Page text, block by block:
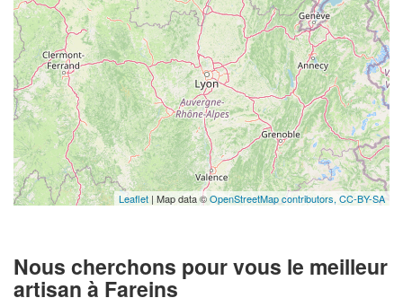
Leaflet | Map data ©OpenStreetMap contributors, CC-BY-SA
Nous cherchons pour vous le meilleur
artisan à Fareins